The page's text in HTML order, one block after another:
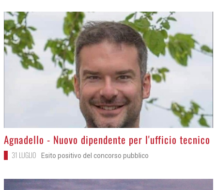
>
Agnadello - Nuovo dipendente per l'ufficio tecnico
31 LUGLIO Esito positivo del concorso pubblico